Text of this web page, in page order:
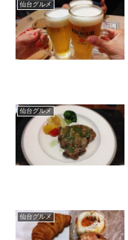
仙台グルメ
仙台グルメ
仙台グルメ